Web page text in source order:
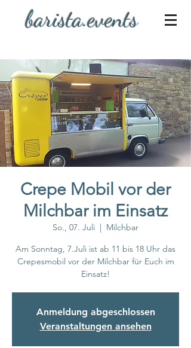
barista.events
Crepe Mobil vor der
Milchbar im Einsatz
So., 07. Juli
  |
Milchbar
Am Sonntag, 7.Juli ist ab 11 bis 18 Uhr das
Crepesmobil vor der Milchbar für Euch im
Einsatz!
Anmeldung abgeschlossen
Veranstaltungen ansehen